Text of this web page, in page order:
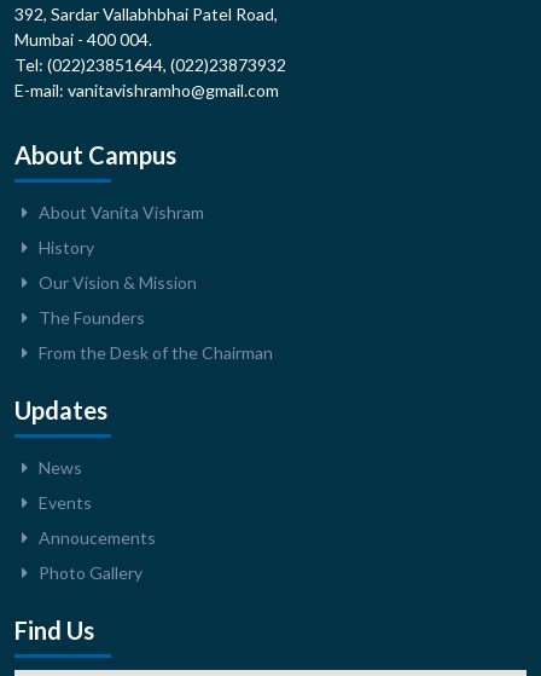
392, Sardar Vallabhbhai Patel Road,
Mumbai - 400 004.
Tel: (022)23851644, (022)23873932
E-mail: vanitavishramho@gmail.com
About Campus
About Vanita Vishram
History
Our Vision & Mission
The Founders
From the Desk of the Chairman
Updates
News
Events
Annoucements
Photo Gallery
Find Us